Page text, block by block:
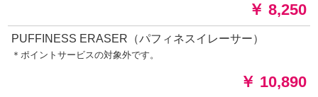
￥ 8,250
PUFFINESS ERASER（パフィネスイレーサー）
＊ポイントサービスの対象外です。
￥ 10,890